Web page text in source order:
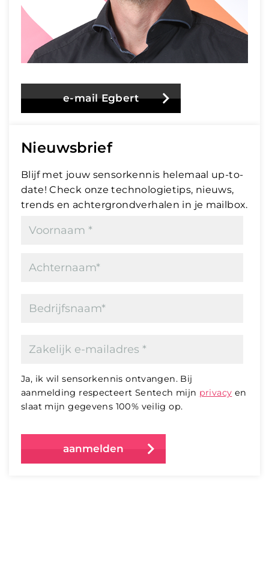
e-mail Egbert
Nieuwsbrief
Blijf met jouw sensorkennis helemaal up-to-
date! Check onze technologietips, nieuws,
trends en achtergrondverhalen in je mailbox.
Ja, ik wil sensorkennis ontvangen. Bij
aanmelding respecteert Sentech mijn privacy en
slaat mijn gegevens 100% veilig op.